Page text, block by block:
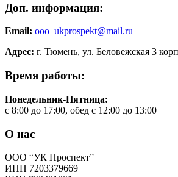
Доп. информация:
Email: ooo_ukprospekt@mail.ru
Адрес: г. Тюмень, ул. Беловежская 3
Время работы:
Понедельник-Пятница:
с 8:00 до 17:00, обед с 12:00 до 13:00
О нас
ООО “УК Проспект”
ИНН 7203379669